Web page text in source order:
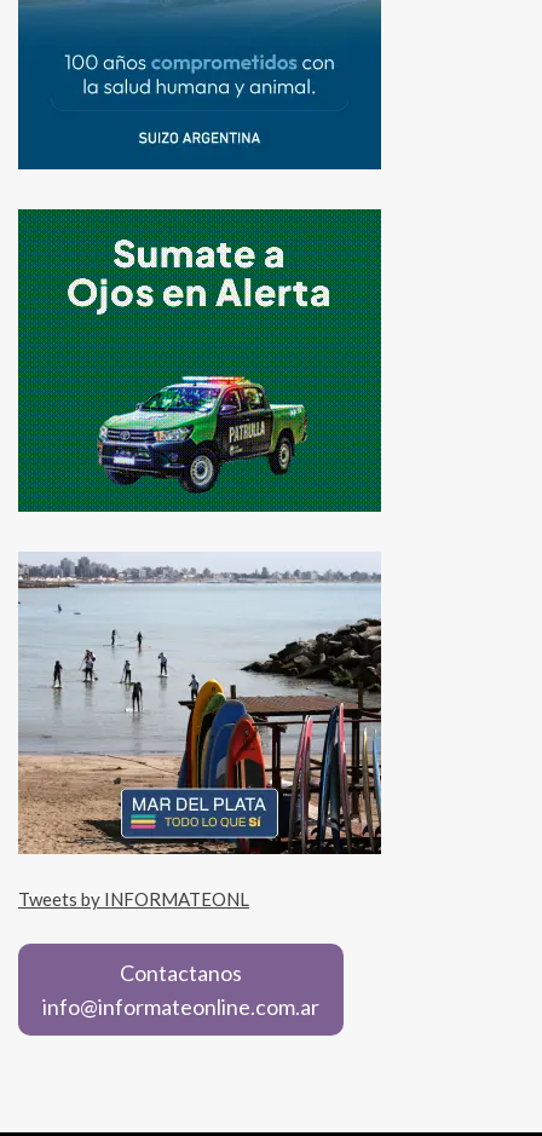
Tweets by INFORMATEONL
Contactanos
info@informateonline.com.ar